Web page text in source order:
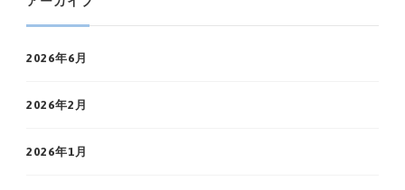
2026年6月
2026年2月
2026年1月